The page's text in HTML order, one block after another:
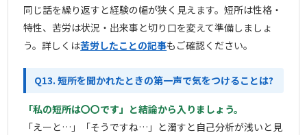
同じ話を繰り返すと経験の幅が狭く見えます。短所は性格・
特性、苦労は状況・出来事と切り口を変えて準備しましょ
う。詳しくは苦労したことの記事もご確認ください。
Q13. 短所を聞かれたときの第一声で気をつけることは?
「私の短所は〇〇です」と結論から入りましょう。
「えーと…」「そうですね…」と濁すと自己分析が浅いと見